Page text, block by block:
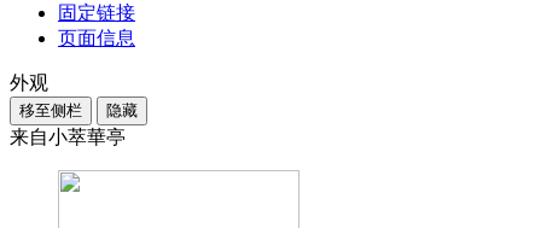
固定链接
页面信息
外观
移至侧栏 隐藏
来自小萃華亭